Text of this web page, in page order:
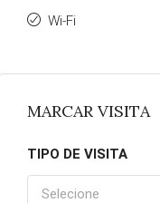
Wi-Fi
MARCAR VISITA
TIPO DE VISITA
Selecione